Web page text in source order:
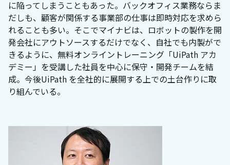
に陥ってしまうこともあった。バックオフィス業務ならま
だしも、顧客が関係する事業部の仕事は即時対応を求めら
れることも多い。そこでマイナビは、ロボットの製作を開
発会社にアウトソースするだけでなく、自社でも内製がで
きるように、無料オンライントレーニング「UiPath アカ
デミー」を受講した社員を中心に保守・開発チームを結
成。今後UiPath を全社的に展開する上での土台作りに取
り組んでいる。